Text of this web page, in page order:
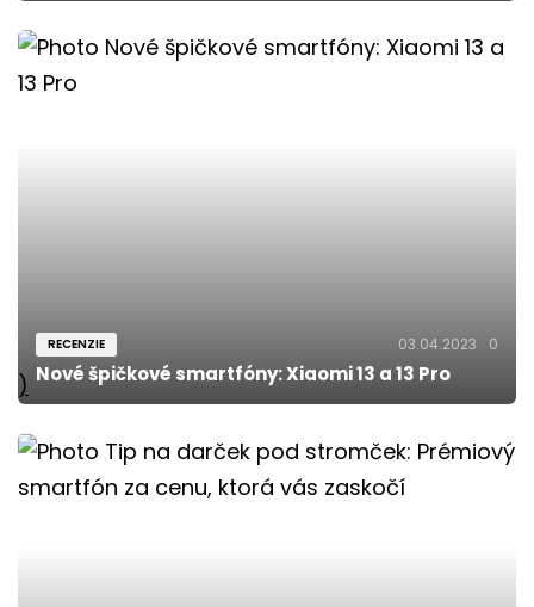
)
RECENZIE 03.04.2023 0
Nové špičkové smartfóny: Xiaomi 13 a 13 Pro